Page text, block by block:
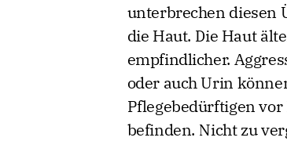
unterbrechen diesen
die Haut. Die Haut
empfindlicher.
oder auch Urin
Pflegebedürftigen
befinden. Nicht zu